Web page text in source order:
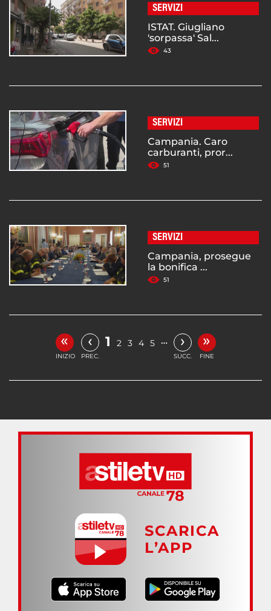
SERVIZI
ISTAT. Giugliano
'sorpassa' Sal...
43
SERVIZI
Campania. Caro
carburanti, pror...
51
SERVIZI
Campania, prosegue
la bonifica ...
51
«
INIZIO
‹
PREC.
1 2 3 4 5 … ›
SUCC.
»
FINE
SCARICA
L’APP